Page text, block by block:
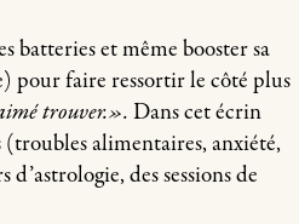
batteries et même booster sa
pour faire ressortir le côté plus
trouver.».Dans cet écrin
(troubles alimentaires, anxiété,
des sessions de